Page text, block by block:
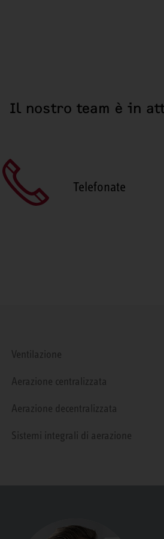
Il nostro team è in
Telefonate
Ventilazione
Aerazione centralizzata
Aerazione decentralizzata
Sistemi integrali di aerazione